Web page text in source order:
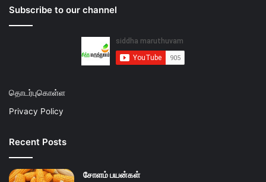
Subscribe to our channel
தொடர்புகொள்ள
Privacy Policy
Recent Posts
சோளம் பயன்கள்